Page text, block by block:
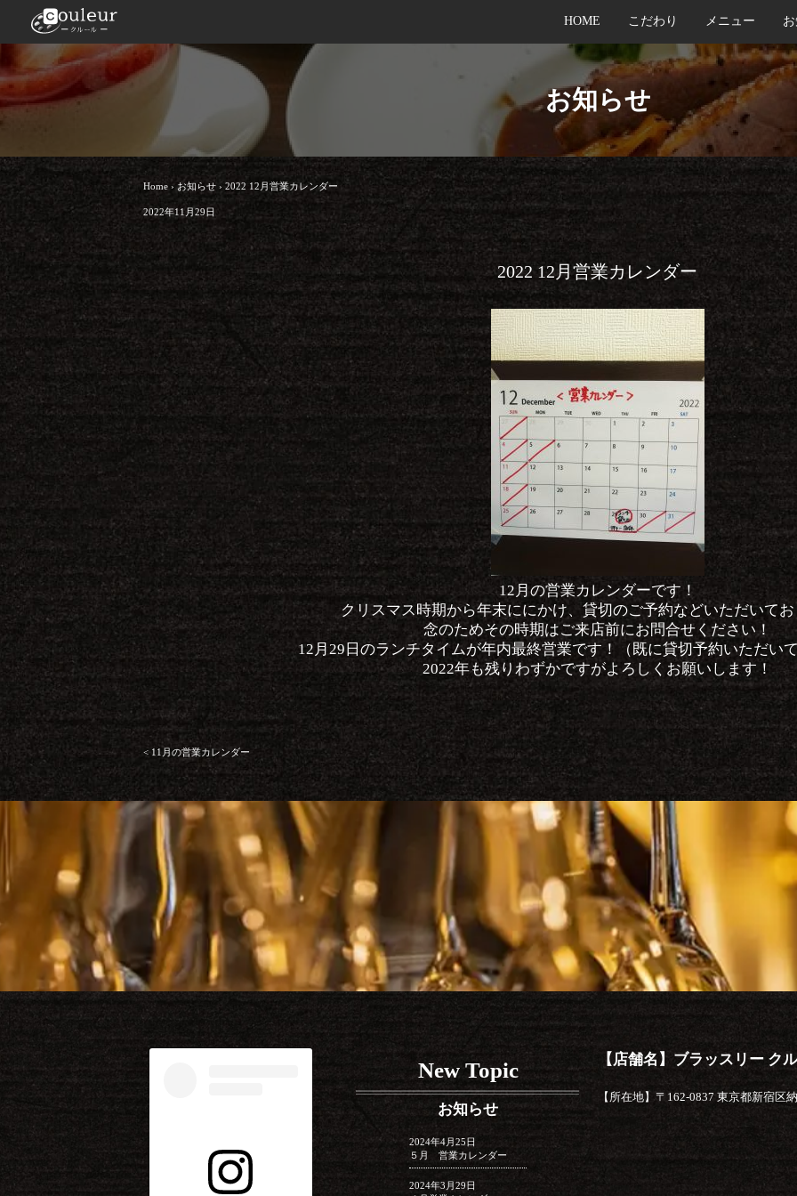
HOME こだわり メニュー
お知らせ
Home › お知らせ › 2022 12月営業カレンダー
2022年11月29日
2022 12月営業カレンダー
12月の営業カレンダーです！
クリスマス時期から年末ににかけ、貸切のご予約などいただいて
念のためその時期はご来店前にお問合せください！
12月29日のランチタイムが年内最終営業です！（既に貸切予約いただい
2022年も残りわずかですがよろしくお願いします！
投
稿
ナ
ビ
ゲ
ー
シ
ョ
ン
< 11月の営業カレンダー
New Topic
お知らせ
2024年4月25日
５月 営業カレンダー
2024年3月29日
【店舗名】ブラッスリー ク
【所在地】〒162-0837 東京都新宿区